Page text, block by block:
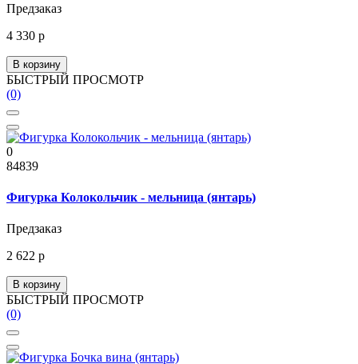
Предзаказ
4 330 р
В корзину
БЫСТРЫЙ ПРОСМОТР
(0)
0
84839
Фигурка Колокольчик - мельница (янтарь)
Предзаказ
2 622 р
В корзину
БЫСТРЫЙ ПРОСМОТР
(0)